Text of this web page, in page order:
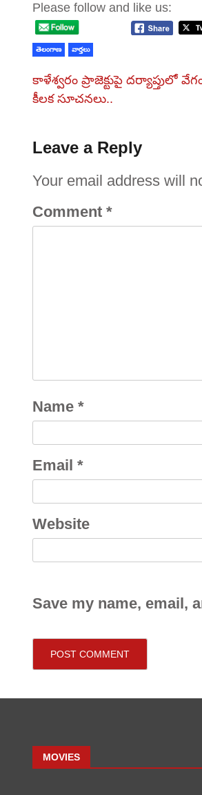
Please follow and like us:
తెలంగాణ వార్తలు
కాళేశ్వరం ప్రాజెక్టుపై దర్యాప్తులో
కీలక సూచనలు..
Leave a Reply
Your email address will
Comment *
Name *
Email *
Website
Save my name, email,
MOVIES